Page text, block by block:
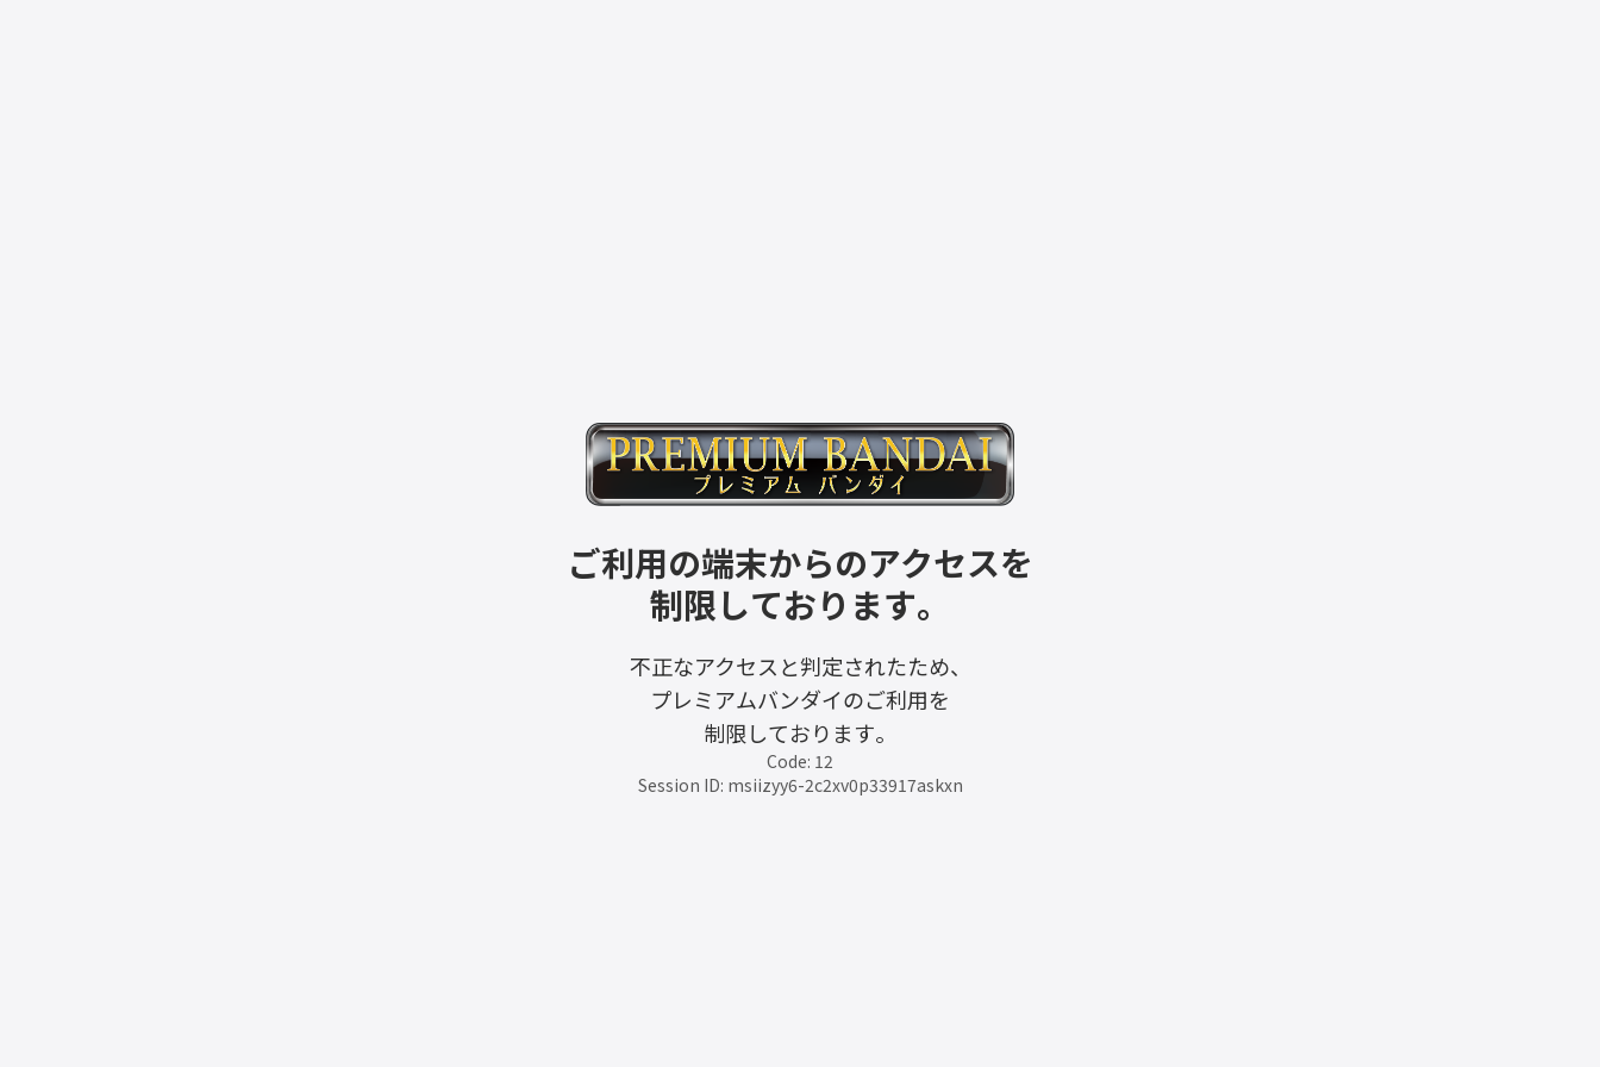
ご利用の端末からのアクセスを
制限しております。
不正なアクセスと判定されたため、
プレミアムバンダイのご利用を
制限しております。
Code: 12
Session ID: msiizyy6-2c2xv0p33917askxn